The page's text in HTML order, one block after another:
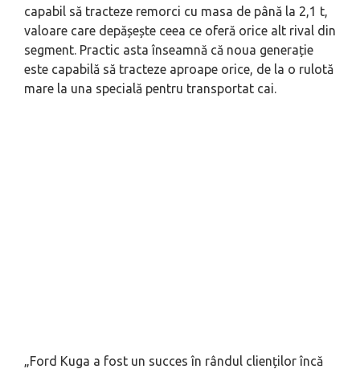
capabil să tracteze remorci cu masa de până la 2,1 t,
valoare care depășește ceea ce oferă orice alt rival din
segment. Practic asta înseamnă că noua generație
este capabilă să tracteze aproape orice, de la o rulotă
mare la una specială pentru transportat cai.
„Ford Kuga a fost un succes în rândul clienților încă